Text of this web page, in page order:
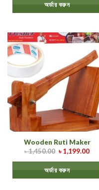
অর্ডার করুন
Wooden Ruti Maker
৳1,450.00 ৳1,199.00
অর্ডার করুন